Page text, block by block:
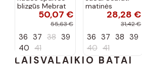
blizgūs Mebrat
bateliai50,07 €
55,63 €
36 37 38 39
40 41
matinės
apdailos bateliai
28,28 €
31,42 €
36 37 38 39
40 41
LAISVALAIKIO BATAI